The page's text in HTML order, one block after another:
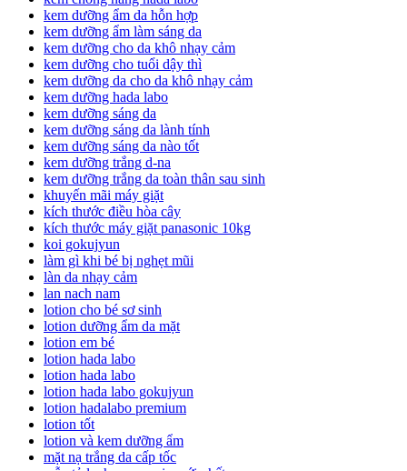
kem dưỡng ẩm da hỗn hợp
kem dưỡng ẩm làm sáng da
kem dưỡng cho da khô nhạy cảm
kem dưỡng cho tuổi dậy thì
kem dưỡng da cho da khô nhạy cảm
kem dưỡng hada labo
kem dưỡng sáng da
kem dưỡng sáng da lành tính
kem dưỡng sáng da nào tốt
kem dưỡng trắng d-na
kem dưỡng trắng da toàn thân sau sinh
khuyến mãi máy giặt
kích thước điều hòa cây
kích thước máy giặt panasonic 10kg
koi gokujyun
làm gì khi bé bị nghẹt mũi
làn da nhạy cảm
lan nach nam
lotion cho bé sơ sinh
lotion dưỡng ẩm da mặt
lotion em bé
lotion hada labo
lotion hada labo
lotion hada labo gokujyun
lotion hadalabo premium
lotion tốt
lotion và kem dưỡng ẩm
mặt nạ trắng da cấp tốc